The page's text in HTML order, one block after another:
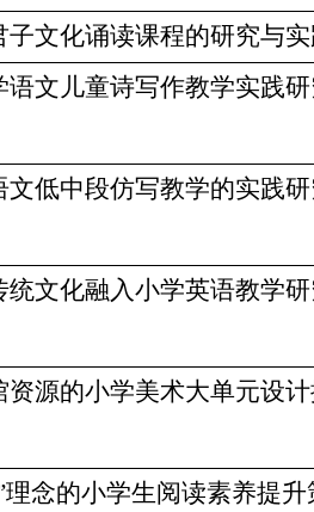
子文化诵读课程的研究与
语文儿童诗写作教学实践
低中段仿写教学的实践
文化融入小学英语教学
源的小学美术大单元设
理念的小学生阅读素养提升